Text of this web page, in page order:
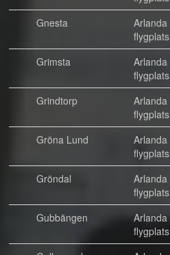
Gnesta
Arlanda
flygplats
Grimsta
Arlanda
flygplats
Grindtorp
Arlanda
flygplats
Gröna Lund
Arlanda
flygplats
Gröndal
Arlanda
flygplats
Gubbängen
Arlanda
flygplats